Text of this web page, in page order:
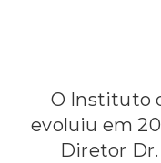
O Instituto
evoluiu em
Diretor